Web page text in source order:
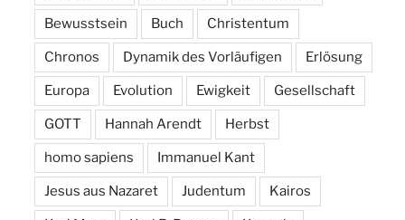
Bewusstsein Buch Christentum
Chronos Dynamik des Vorläufigen Erlösung
Europa Evolution Ewigkeit Gesellschaft
GOTT Hannah Arendt Herbst
homo sapiens Immanuel Kant
Jesus aus Nazaret Judentum Kairos